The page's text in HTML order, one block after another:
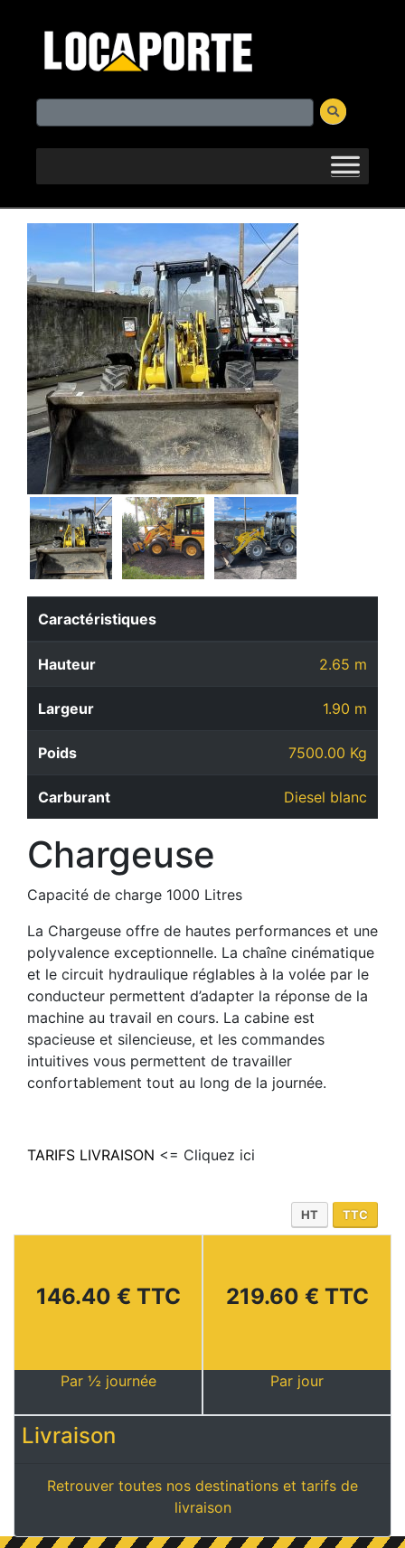
Caractéristiques
Hauteur 2.65 m
Largeur 1.90 m
Poids 7500.00 Kg
Carburant Diesel blanc
Chargeuse
Capacité de charge 1000 Litres
La Chargeuse offre de hautes performances et une
polyvalence exceptionnelle. La chaîne cinématique
et le circuit hydraulique réglables à la volée par le
conducteur permettent d’adapter la réponse de la
machine au travail en cours. La cabine est
spacieuse et silencieuse, et les commandes
intuitives vous permettent de travailler
confortablement tout au long de la journée.
TARIFS LIVRAISON <= Cliquez ici
HT TTC
146.40 € TTC
Par ½ journée
219.60 € TTC
Par jour
Livraison
Retrouver toutes nos destinations et tarifs de
livraison